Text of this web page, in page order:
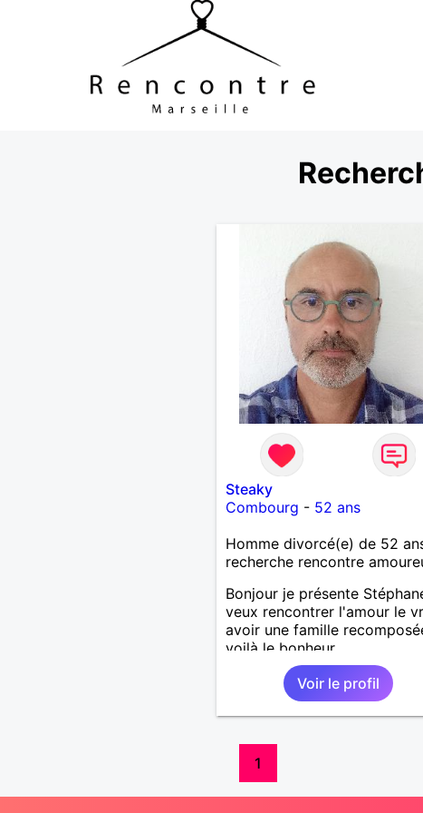
Steaky
Combourg - 52 ans
Homme divorcé(e) de 52
recherche rencontre
Bonjour je présente
veux rencontrer l'amour le
avoir une famille
voilà le bonheur
Voir le profil
1